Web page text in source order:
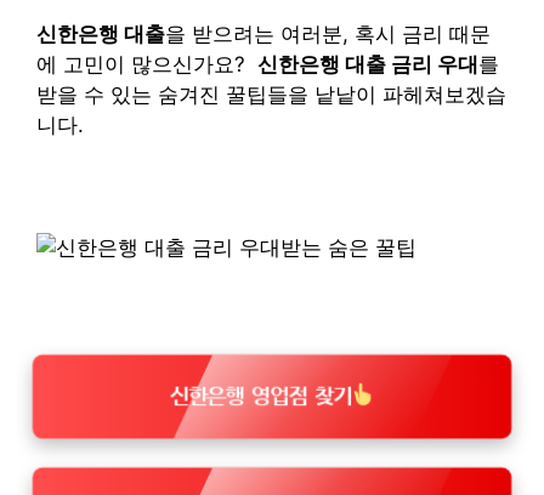
신한은행 대출을 받으려는 여러분, 혹시 금리 때문
에 고민이 많으신가요? 신한은행 대출 금리 우대를
받을 수 있는 숨겨진 꿀팁들을 낱낱이 파헤쳐보겠습
니다.
신한은행 영업점 찾기